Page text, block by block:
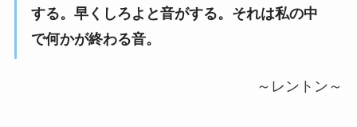
する。早くしろよと音がする。それは私の中
で何かが終わる音。
～レントン～